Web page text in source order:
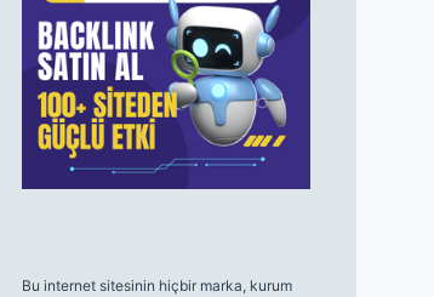
Bu internet sitesinin hiçbir marka, kurum